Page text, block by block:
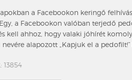
a Facebookon keringő
a Facebookon valóban terjedő
kell ahhoz, hogy valaki jóhírét
alapozott „Kapjuk el a pedofilt!”
13854